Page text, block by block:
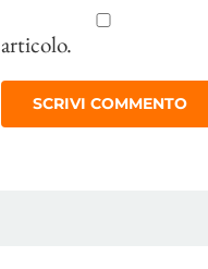
articolo.